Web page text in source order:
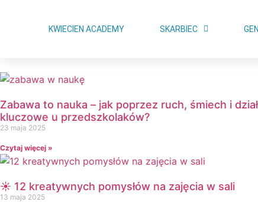
KWIECIEN ACADEMY SKARBIEC
Zabawa to nauka – jak poprzez ruch, śmiech i
kluczowe u przedszkolaków?
23 maja 2025
Czytaj więcej »
☀️ 12 kreatywnych pomysłów na zajęcia w sali
13 maja 2025